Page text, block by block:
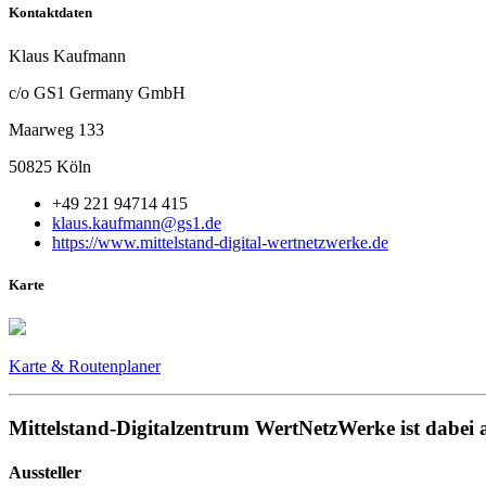
Kontaktdaten
Klaus Kaufmann
c/o GS1 Germany GmbH
Maarweg 133
50825 Köln
+49 221 94714 415
klaus.kaufmann@gs1.de
https://www.mittelstand-digital-wertnetzwerke.de
Karte
Karte & Routenplaner
Mittelstand-Digitalzentrum WertNetzWerke ist dabei
Aussteller